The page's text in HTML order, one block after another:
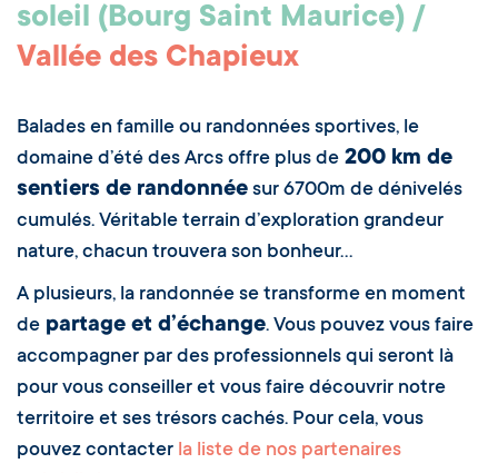
soleil (Bourg Saint Maurice) /
Vallée des Chapieux
Balades en famille ou randonnées sportives, le
domaine d’été des Arcs offre plus de 200 km de
sentiers de randonnée sur 6700m de dénivelés
cumulés. Véritable terrain d’exploration grandeur
nature, chacun trouvera son bonheur…
A plusieurs, la randonnée se transforme en moment
de partage et d’échange. Vous pouvez vous faire
accompagner par des professionnels qui seront là
pour vous conseiller et vous faire découvrir notre
territoire et ses trésors cachés. Pour cela, vous
pouvez contacter la liste de nos partenaires